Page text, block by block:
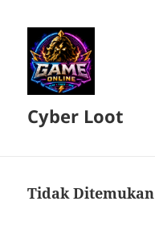
Cyber Loot
Tidak Ditemukan